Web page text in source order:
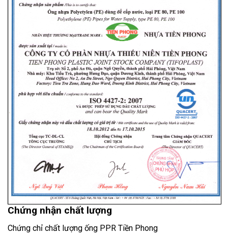
Chứng nhận chất lượng
Chứng chỉ chất lượng ống PPR Tiền Phong